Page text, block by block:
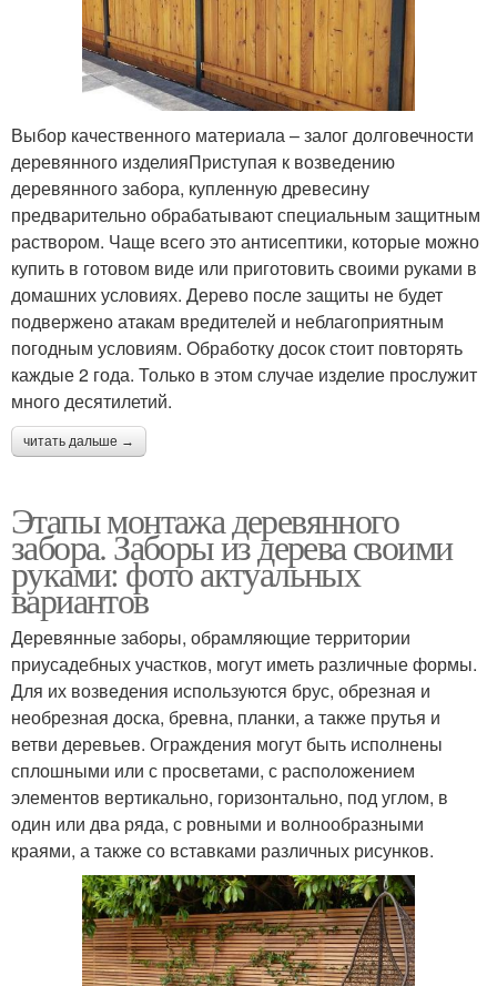
Выбор качественного материала – залог долговечности
деревянного изделияПриступая к возведению
деревянного забора, купленную древесину
предварительно обрабатывают специальным защитным
раствором. Чаще всего это антисептики, которые можно
купить в готовом виде или приготовить своими руками в
домашних условиях. Дерево после защиты не будет
подвержено атакам вредителей и неблагоприятным
погодным условиям. Обработку досок стоит повторять
каждые 2 года. Только в этом случае изделие прослужит
много десятилетий.
читать дальше →
Этапы монтажа деревянного
забора. Заборы из дерева своими
руками: фото актуальных
вариантов
Деревянные заборы, обрамляющие территории
приусадебных участков, могут иметь различные формы.
Для их возведения используются брус, обрезная и
необрезная доска, бревна, планки, а также прутья и
ветви деревьев. Ограждения могут быть исполнены
сплошными или с просветами, с расположением
элементов вертикально, горизонтально, под углом, в
один или два ряда, с ровными и волнообразными
краями, а также со вставками различных рисунков.